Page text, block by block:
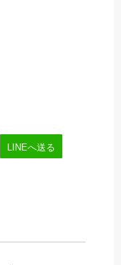
LINEへ送る